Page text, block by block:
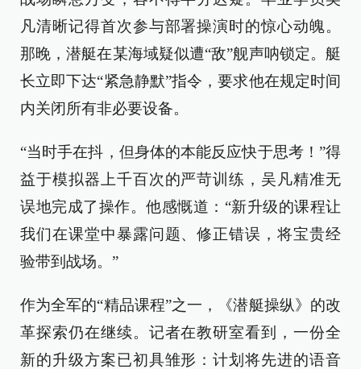
凡清晰记得首次参与部署操演时的惊心动魄。
那晚，潜艇在某海域疑似遭“敌”舰声呐锁定。艇
长立即下达“紧急静默”指令，要求他在规定时间
内关闭所有非必要设备。
“当时手在抖，但身体的本能反应快于思考！”得
益于模拟器上千百次的严苛训练，吴凡精准无
误地完成了操作。他感慨道：“新升级的课程让
我们在课堂中暴露问题、修正错误，将宝贵经
验带到战场。”
作为全军的“精品课程”之一，《潜艇操纵》的改
革探索仍在继续。记者在教研室看到，一份全
新的升级方案已初具雏形：计划将先进的语音